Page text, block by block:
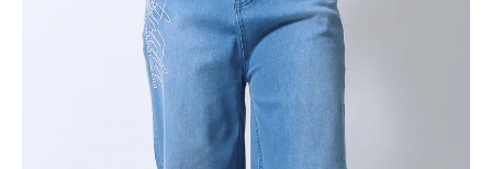
ブランドメニュー